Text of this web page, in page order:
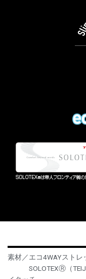
素材／エコ4WAYストレ
SOLOTEXⓇ（TEIJIN